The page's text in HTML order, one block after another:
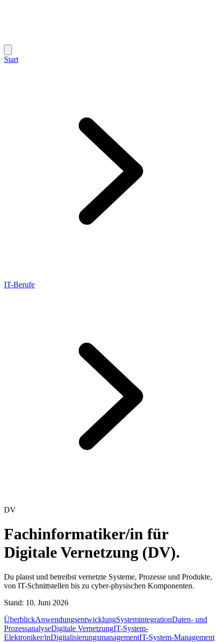
Start
IT-Berufe
DV
Fachinformatiker/in für
Digitale Vernetzung (DV).
Du planst und betreibst vernetzte Systeme, Prozesse und Produkte,
von IT-Schnittstellen bis zu cyber-physischen Komponenten.
Stand: 10. Juni 2026
ÜberblickAnwendungsentwicklungSystemintegrationDaten- und
ProzessanalyseDigitale VernetzungIT-System-
Elektroniker/inDigitalisierungsmanagementIT-System-Management